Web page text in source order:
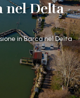
nel Delta
in Barca nel Delta